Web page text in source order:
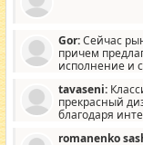
Gor:Сейчас
причем
исполнение и
дизайну, мало
креативненько и что
без ненужных
tavaseni:
прекрасный
благодаря
romanenko